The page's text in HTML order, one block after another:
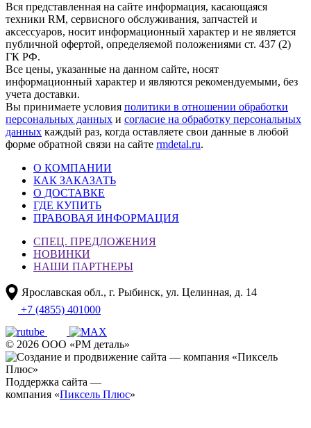
Вся представленная на сайте информация, касающаяся
техники RM, сервисного обслуживания, запчастей и
аксессуаров, носит информационный характер и не является
публичной офертой, определяемой положениями ст. 437 (2)
ГК РФ.
Все цены, указанные на данном сайте, носят
информационный характер и являются рекомендуемыми, без
учета доставки.
Вы принимаете условия политики в отношении обработки
персональных данных и согласие на обработку персональных
данных каждый раз, когда оставляете свои данные в любой
форме обратной связи на сайте rmdetal.ru.
О КОМПАНИИ
КАК ЗАКАЗАТЬ
О ДОСТАВКЕ
ГДЕ КУПИТЬ
ПРАВОВАЯ ИНФОРМАЦИЯ
СПЕЦ. ПРЕДЛОЖЕНИЯ
НОВИНКИ
НАШИ ПАРТНЕРЫ
Ярославская обл., г. Рыбинск, ул. Целинная, д. 14
+7 (4855) 401000
© 2026 ООО «РМ деталь»
Поддержка сайта —
компания «Пиксель Плюс»